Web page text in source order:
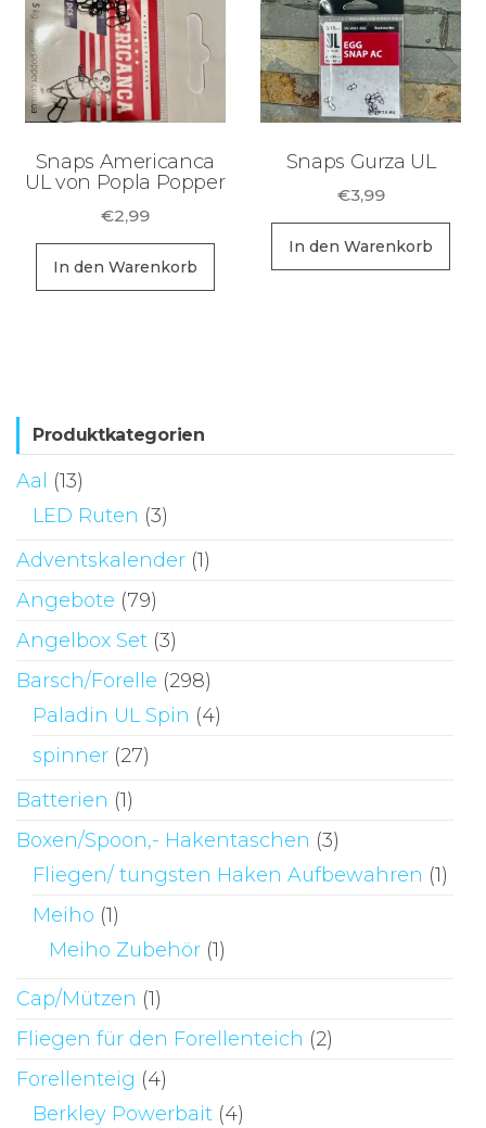
auf
Snaps Americanca
UL von Popla Popper
€2,99
In den Warenkorb
Snaps Gurza UL
€3,99
In den Warenkorb
Produktkategorien
Aal
(13)
LED Ruten (3)
Adventskalender (1)
Angebote (79)
Angelbox Set (3)
Barsch/Forelle (298)
Paladin UL Spin (4)
spinner (27)
Batterien (1)
Boxen/Spoon,- Hakentaschen (3)
Fliegen/ tungsten Haken Aufbewahren (1)
Meiho (1)
Meiho Zubehör (1)
Cap/Mützen (1)
Fliegen für den Forellenteich (2)
Forellenteig (4)
Berkley Powerbait (4)